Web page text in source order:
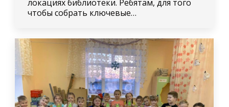
локациях библиотеки. Ребятам, для того
чтобы собрать ключевые…